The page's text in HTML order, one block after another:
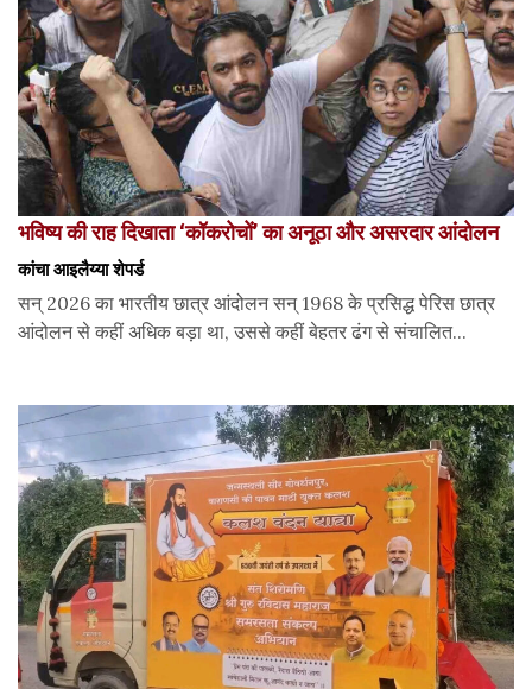
भविष्य की राह दिखाता ‘कॉकरोचों’ का अनूठा और असरदार आंदोलन
कांचा आइलैय्या शेपर्ड
सन् 2026 का भारतीय छात्र आंदोलन सन् 1968 के प्रसिद्ध पेरिस छात्र
आंदोलन से कहीं अधिक बड़ा था, उससे कहीं बेहतर ढंग से संचालित...